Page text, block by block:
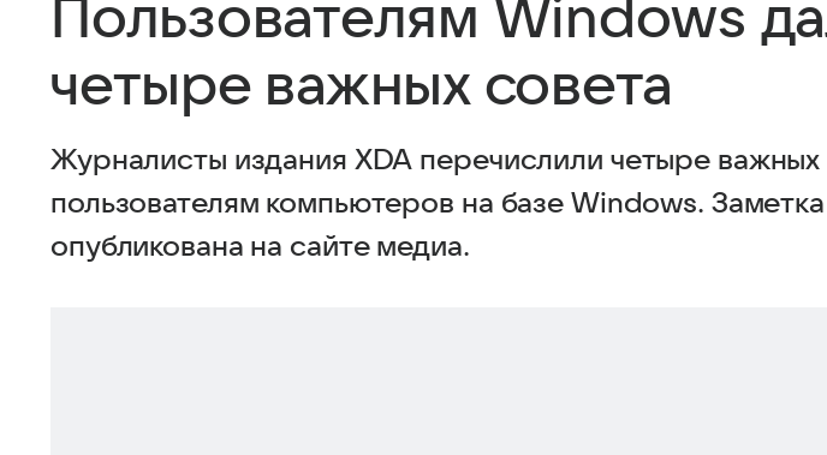
Пользователям Windows
четыре важных совета
Журналисты издания XDA перечислили четыре важных
пользователям компьютеров на базе Windows. Заметка
опубликована на сайте медиа.